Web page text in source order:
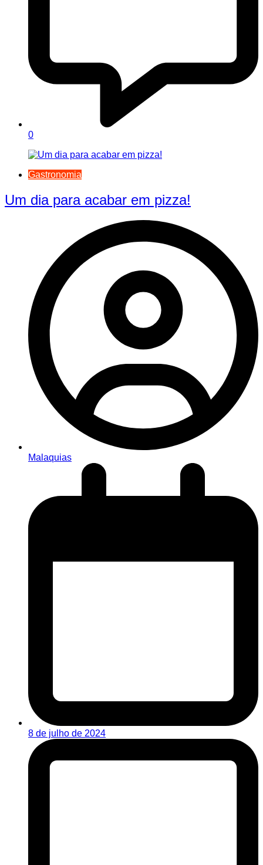
0
Gastronomia
Um dia para acabar em pizza!
Malaquias
8 de julho de 2024